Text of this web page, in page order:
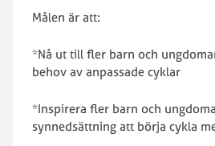
Målen är att:
*Nå ut till fler barn och
behov av anpassade cyklar
*Inspirera fler barn och
synnedsättning att börja cykla